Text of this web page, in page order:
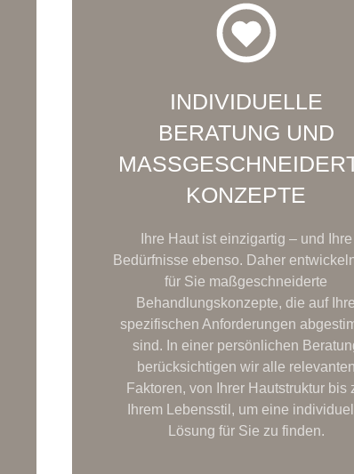
INDIVIDUELLE
BERATUNG UND
ONZEPTE
Ihre Haut ist einzigartig – und Ihre
Bedürfnisse ebenso. Daher
für Sie maßgeschneiderte
Behandlungskonzepte, die auf Ihre
spezifischen Anforderungen
sind. In einer persönlichen
berücksichtigen wir alle relevanten
Faktoren, von Ihrer Hautstruktur bis
Ihrem Lebensstil, um eine
Lösung für Sie zu finden.